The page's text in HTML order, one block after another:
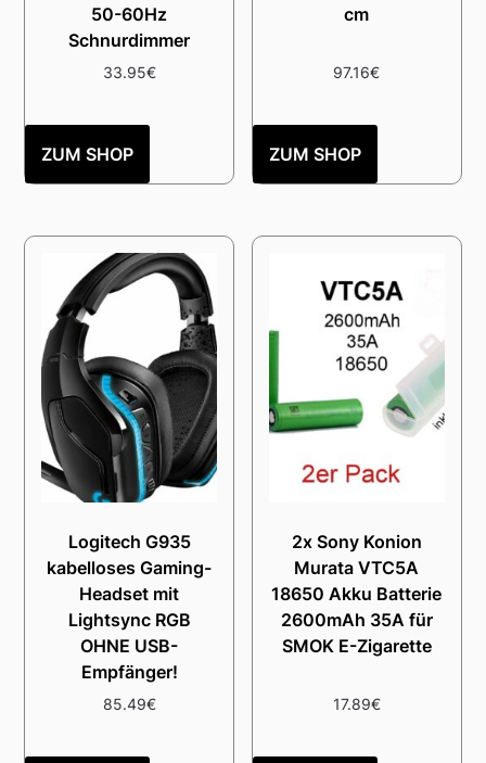
50-60Hz
Schnurdimmer
33.95€
ZUM SHOP
cm
97.16€
ZUM SHOP
Logitech G935
kabelloses Gaming-
Headset mit
Lightsync RGB
OHNE USB-
Empfänger!
85.49€
2x Sony Konion
Murata VTC5A
18650 Akku Batterie
2600mAh 35A für
SMOK E-Zigarette
17.89€